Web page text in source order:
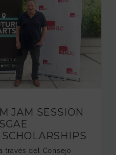
JAM SESSION
través del Consejo